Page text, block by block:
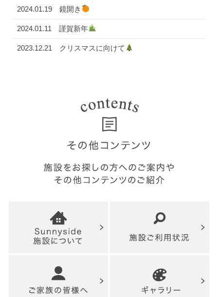
2024.01.19 鏡開き
2024.01.11 謹賀新年
2023.12.21 クリスマスに向けて